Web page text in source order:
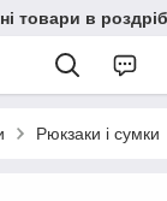
товари в
Рюкзаки і сумки